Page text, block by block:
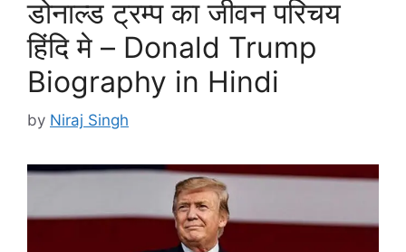
डोनाल्ड ट्रम्प का जीवन परिचय
हिंदि मे – Donald Trump
Biography in Hindi
by Niraj Singh